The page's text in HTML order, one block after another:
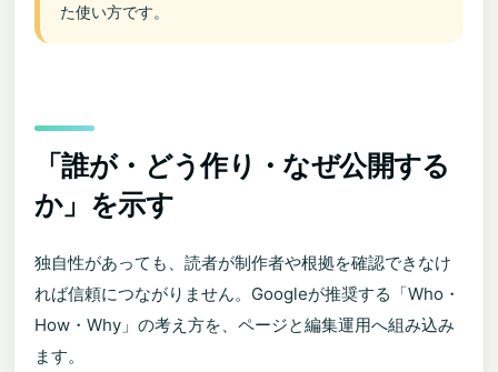
た使い方です。
「誰が・どう作り・なぜ公開する
か」を示す
独自性があっても、読者が制作者や根拠を確認できなけ
れば信頼につながりません。Googleが推奨する「Who・
How・Why」の考え方を、ページと編集運用へ組み込み
ます。